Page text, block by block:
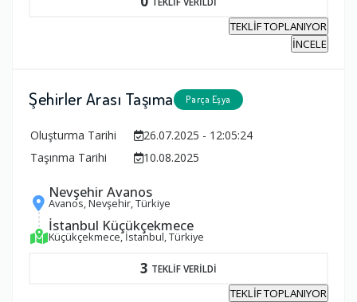
TEKLİF TOPLANIYOR
İNCELE
Şehirler Arası Taşıma Parça Eşya
Oluşturma Tarihi
26.07.2025 - 12:05:24
Taşınma Tarihi
10.08.2025
Nevşehir Avanos
Avanos, Nevşehir, Türkiye
İstanbul Küçükçekmece
Küçükçekmece, İstanbul, Türkiye
3 TEKLİF VERİLDİ
TEKLİF TOPLANIYOR